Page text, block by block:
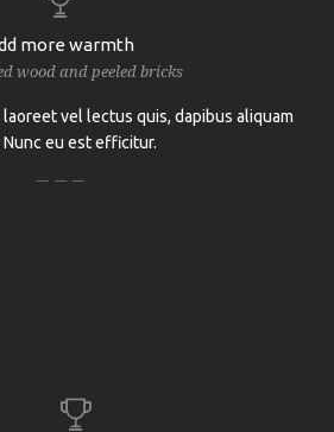
more warmth
wood and peeled bricks
vel lectus quis, dapibus aliquam
eu est efficitur.